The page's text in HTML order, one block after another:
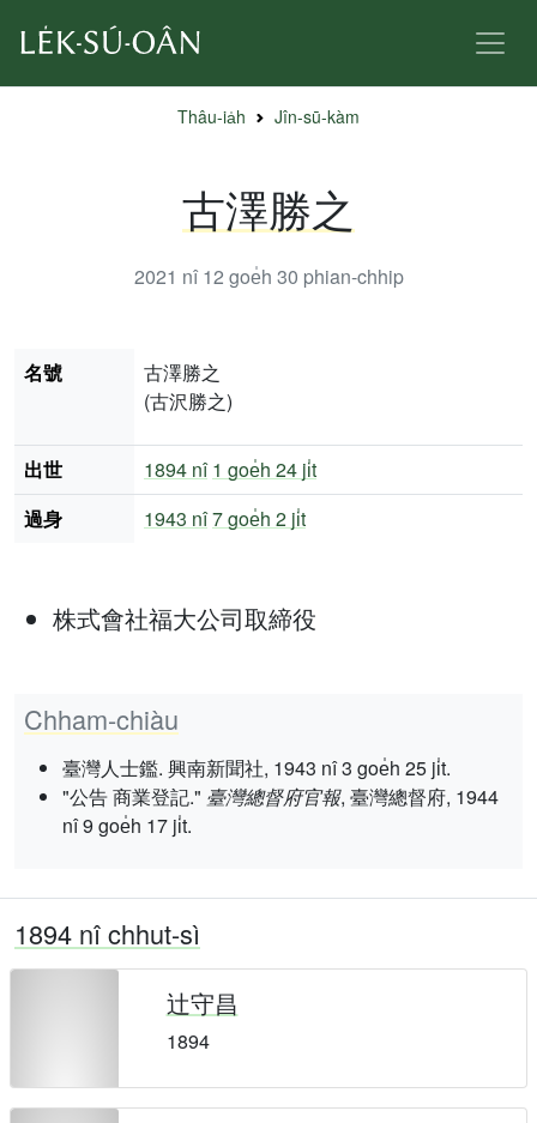
Thâu-ia̍h Jîn-sū-kàm
古澤勝之
2021 nî 12 goe̍h 30 phian-chhip
株式會社福大公司取締役
Chham-chiàu
臺灣人士鑑. 興南新聞社, 1943 nî 3 goe̍h 25 ji̍t.
"公告 商業登記." 臺灣總督府官報, 臺灣總督府, 1944
nî 9 goe̍h 17 ji̍t.
名號
古澤勝之
(古沢勝之)
出世 1894 nî 1 goe̍h 24 ji̍t
過身
1943 nî7 goe̍h 2 ji̍t
1894 nî chhut-sì
辻守昌
1894